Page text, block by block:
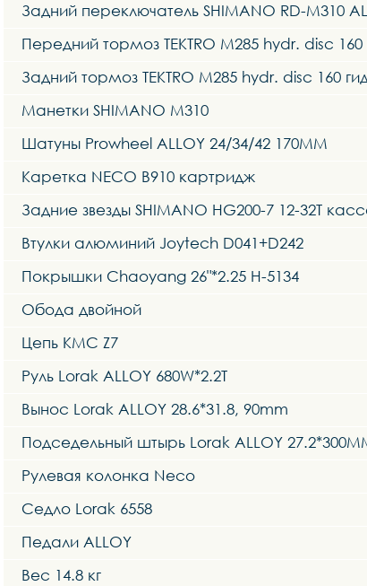
Задний переключатель SHIMANO RD-M310
Передний тормоз TEKTRO M285 hydr. disc
Задний тормоз TEKTRO M285 hydr. disc 160
Манетки SHIMANO M310
Шатуны Prowheel ALLOY 24/34/42 170MM
Каретка NECO B910 картридж
Задние звезды SHIMANO HG200-7 12-32T
Втулки алюминий Joytech D041+D242
Покрышки Chaoyang 26"*2.25 H-5134
Обода двойной
Цепь KMC Z7
Руль Lorak ALLOY 680W*2.2T
Вынос Lorak ALLOY 28.6*31.8, 90mm
Подседельный штырь Lorak ALLOY
Рулевая колонка Neco
Седло Lorak 6558
Педали ALLOY
Вес 14.8 кг